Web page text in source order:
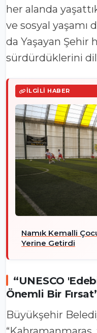
her alanda
ve sosyal yaşamı
da Yaşayan Şehir
sürdürdüklerini
İLGILI HABER
Namık Kemalli
Yerine Getirdi
“UNESCO
Önemli Bir
Büyükşehir